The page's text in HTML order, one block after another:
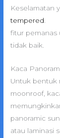
Keselamatan
tempered
fitur pemanas
tidak baik.
Kaca
Untuk bentuk
moonroof,
panoramic
atau laminasi